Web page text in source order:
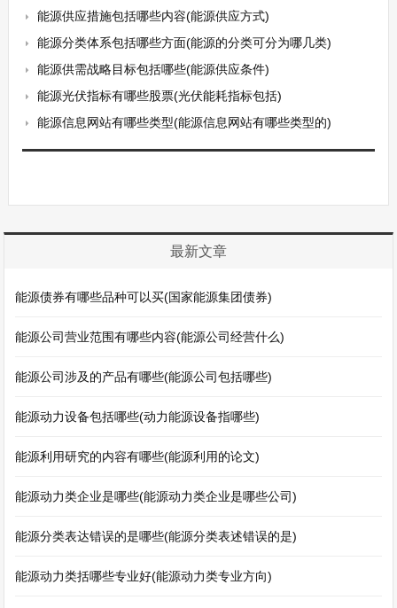
能源供应措施包括哪些内容(能源供应方式)
能源分类体系包括哪些方面(能源的分类可分为哪几类)
能源供需战略目标包括哪些(能源供应条件)
能源光伏指标有哪些股票(光伏能耗指标包括)
能源信息网站有哪些类型(能源信息网站有哪些类型的)
最新文章
能源债券有哪些品种可以买(国家能源集团债券)
能源公司营业范围有哪些内容(能源公司经营什么)
能源公司涉及的产品有哪些(能源公司包括哪些)
能源动力设备包括哪些(动力能源设备指哪些)
能源利用研究的内容有哪些(能源利用的论文)
能源动力类企业是哪些(能源动力类企业是哪些公司)
能源分类表达错误的是哪些(能源分类表述错误的是)
能源动力类括哪些专业好(能源动力类专业方向)